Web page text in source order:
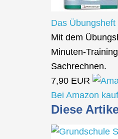
Das
Mit dem
Minuten-
Sachrechnen.
7,90 EUR
Bei Amazon
Diese